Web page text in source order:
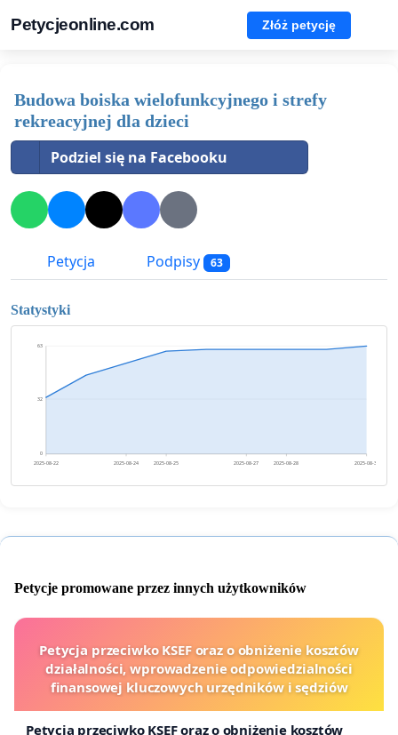
Petycjeonline.com Złóż petycję
Budowa boiska wielofunkcyjnego i strefy
rekreacyjnej dla dzieci
Podziel się na Facebooku
Petycja Podpisy 63
Statystyki
0
32
63
2025-08-22 2025-08-24 2025-08-25 2025-08-27 2025-08-28 2025-08-30
Petycje promowane przez innych użytkowników
Petycja przeciwko KSEF oraz o obniżenie kosztów
działalności, wprowadzenie odpowiedzialności
finansowej kluczowych urzędników i sędziów
Petycja przeciwko KSEF oraz o obniżenie kosztów